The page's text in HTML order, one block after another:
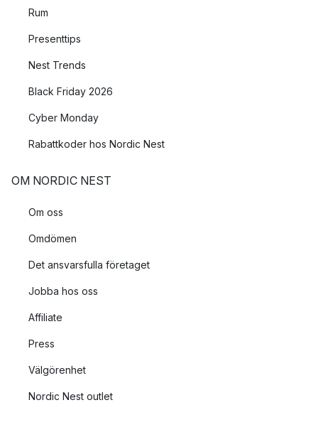
Rum
Presenttips
Nest Trends
Black Friday 2026
Cyber Monday
Rabattkoder hos Nordic Nest
OM NORDIC NEST
Om oss
Omdömen
Det ansvarsfulla företaget
Jobba hos oss
Affiliate
Press
Välgörenhet
Nordic Nest outlet